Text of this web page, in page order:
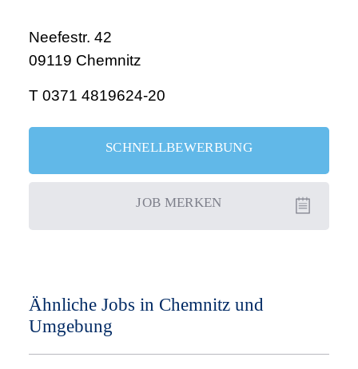
Neefestr. 42
09119 Chemnitz
T 0371 4819624-20
SCHNELLBEWERBUNG
JOB MERKEN
Ähnliche Jobs in Chemnitz und
Umgebung